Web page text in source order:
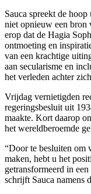
Sauca spreekt de
niet opnieuw een
erop dat de Hagia
ontmoeting en
van een krachtige
aan secularisme en
het verleden achter
Vrijdag vernietigden
regeringsbesluit uit
maakte. Kort daarop
het wereldberoemde
“Door te besluiten om
maken, hebt u het
getransformeerd in
schrijft Sauca namens